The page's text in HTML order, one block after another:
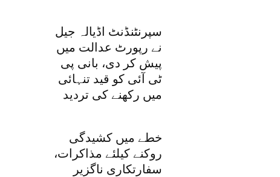
سپرنٹنڈنٹ اڈیالہ جیل
نے رپورٹ عدالت میں
پیش کر دی، بانی پی
ٹی آئی کو قید تنہائی
میں رکھنے کی تردید
خطے میں کشیدگی
روکنے کیلئے مذاکرات،
سفارتکاری ناگزیر